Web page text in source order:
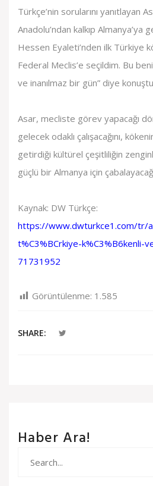
Türkçe’nin sorularını yanıtlayan
Anadolu’ndan kalkıp Almanya’ya
Hessen Eyaleti’nden ilk Türkiye
Federal Meclis’e seçildim. Bu
ve inanılmaz bir gün” diye
Asar, mecliste görev yapacağı
gelecek odaklı çalışacağını,
getirdiği kültürel çeşitliliğin
güçlü bir Almanya için
Kaynak: DW Türkçe:
https://www.dwturkce1.com/tr/
t%C3%BCrkiye-k%C3%B6kenli-
71731952
Görüntülenme: 1.585
SHARE:
Haber Ara!